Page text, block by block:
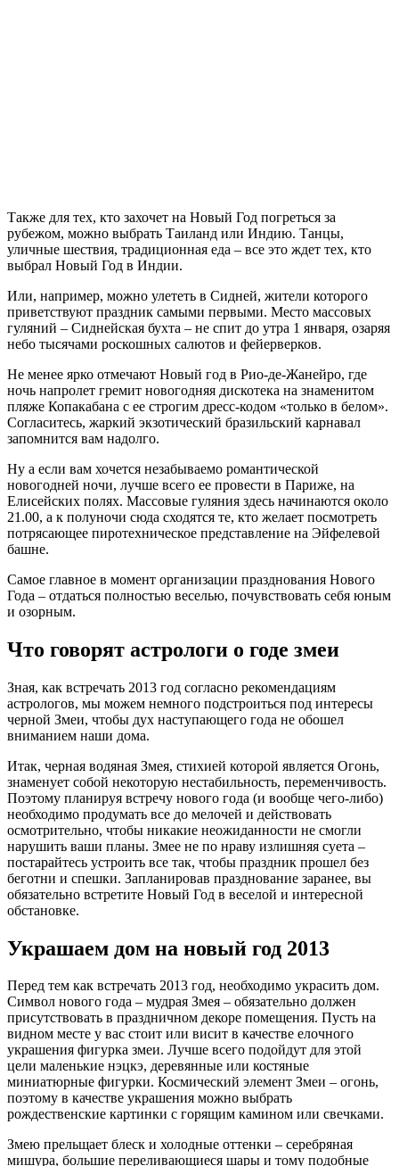
Также для тех, кто захочет на Новый Год погреться за
рубежом, можно выбрать Таиланд или Индию. Танцы,
уличные шествия, традиционная еда – все это ждет тех, кто
выбрал Новый Год в Индии.
Или, например, можно улететь в Сидней, жители которого
приветствуют праздник самыми первыми. Место массовых
гуляний – Сиднейская бухта – не спит до утра 1 января, озаряя
небо тысячами роскошных салютов и фейерверков.
Не менее ярко отмечают Новый год в Рио-де-Жанейро, где
ночь напролет гремит новогодняя дискотека на знаменитом
пляже Копакабана с ее строгим дресс-кодом «только в белом».
Согласитесь, жаркий экзотический бразильский карнавал
запомнится вам надолго.
Ну а если вам хочется незабываемо романтической
новогодней ночи, лучше всего ее провести в Париже, на
Елисейских полях. Массовые гуляния здесь начинаются около
21.00, а к полуночи сюда сходятся те, кто желает посмотреть
потрясающее пиротехническое представление на Эйфелевой
башне.
Самое главное в момент организации празднования Нового
Года – отдаться полностью веселью, почувствовать себя юным
и озорным.
Что говорят астрологи о годе змеи
Зная, как встречать 2013 год согласно рекомендациям
астрологов, мы можем немного подстроиться под интересы
черной Змеи, чтобы дух наступающего года не обошел
вниманием наши дома.
Итак, черная водяная Змея, стихией которой является Огонь,
знаменует собой некоторую нестабильность, переменчивость.
Поэтому планируя встречу нового года (и вообще чего-либо)
необходимо продумать все до мелочей и действовать
осмотрительно, чтобы никакие неожиданности не смогли
нарушить ваши планы. Змее не по нраву излишняя суета –
постарайтесь устроить все так, чтобы праздник прошел без
беготни и спешки. Запланировав празднование заранее, вы
обязательно встретите Новый Год в веселой и интересной
обстановке.
Украшаем дом на новый год 2013
Перед тем как встречать 2013 год, необходимо украсить дом.
Символ нового года – мудрая Змея – обязательно должен
присутствовать в праздничном декоре помещения. Пусть на
видном месте у вас стоит или висит в качестве елочного
украшения фигурка змеи. Лучше всего подойдут для этой
цели маленькие нэцкэ, деревянные или костяные
миниатюрные фигурки. Космический элемент Змеи – огонь,
поэтому в качестве украшения можно выбрать
рождественские картинки с горящим камином или свечками.
Змею прельщает блеск и холодные оттенки – серебряная
мишура, большие переливающиеся шары и тому подобные